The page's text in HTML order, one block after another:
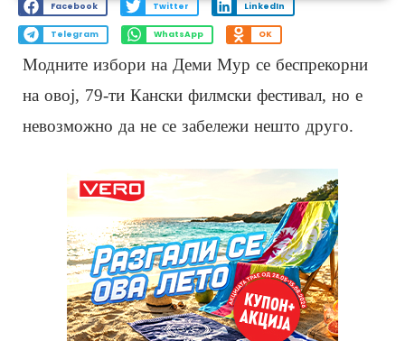
Facebook Twitter LinkedIn
Telegram WhatsApp OK
Модните избори на Деми Мур се беспрекорни
на овој, 79-ти Кански филмски фестивал, но е
невозможно да не се забележи нешто друго.